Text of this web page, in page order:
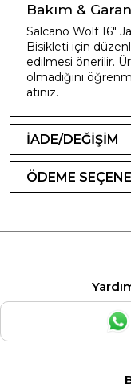
Bakım &
Salcano Wolf 16"
Bisikleti için
edilmesi önerilir.
olmadığını
atınız.
İADE/DEĞİŞİM
ÖDEME